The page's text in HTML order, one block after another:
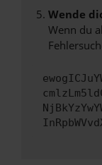
Wende
Wenn du